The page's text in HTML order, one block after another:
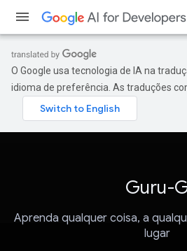
O Google usa tecnologia de IA na
idioma de preferência. As traduções
Guru-
Aprenda qualquer coisa, a
lugar